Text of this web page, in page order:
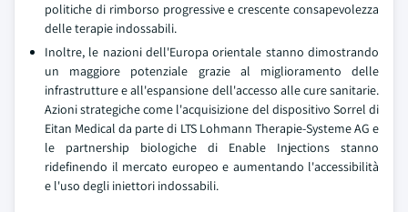
politiche di rimborso progressive e crescente consapevolezza
delle terapie indossabili.
Inoltre, le nazioni dell'Europa orientale stanno dimostrando
un maggiore potenziale grazie al miglioramento delle
infrastrutture e all'espansione dell'accesso alle cure sanitarie.
Azioni strategiche come l'acquisizione del dispositivo Sorrel di
Eitan Medical da parte di LTS Lohmann Therapie-Systeme AG e
le partnership biologiche di Enable Injections stanno
ridefinendo il mercato europeo e aumentando l'accessibilità
e l'uso degli iniettori indossabili.